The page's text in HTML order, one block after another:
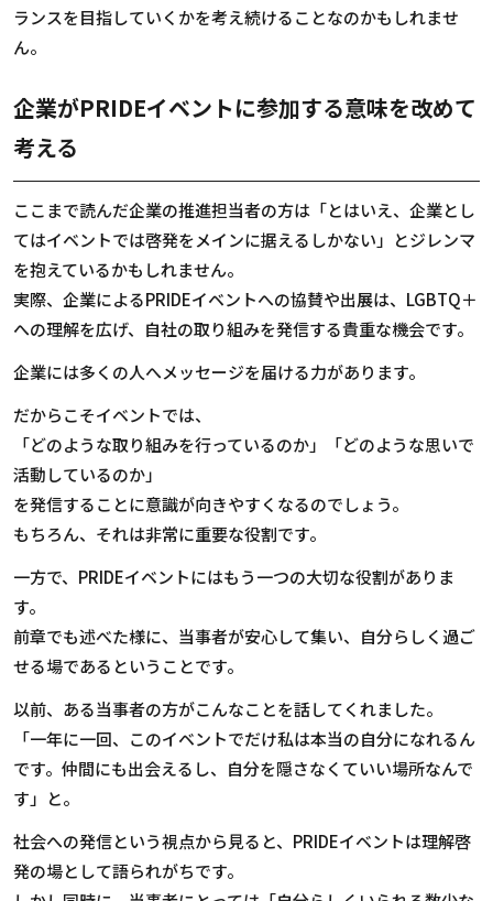
ランスを目指していくかを考え続けることなのかもしれませ
ん。
企業がPRIDEイベントに参加する意味を改めて
考える
ここまで読んだ企業の推進担当者の方は「とはいえ、企業とし
てはイベントでは啓発をメインに据えるしかない」とジレンマ
を抱えているかもしれません。
実際、企業によるPRIDEイベントへの協賛や出展は、 LGBTQ＋
への理解を広げ、自社の取り組みを発信する貴重な機会です。
企業には多くの人へメッセージを届ける力があります。
だからこそイベントでは、
「どのような取り組みを行っているのか」「どのような思いで
活動しているのか」
を発信することに意識が向きやすくなるのでしょう。
もちろん、それは非常に重要な役割です。
一方で、 PRIDEイベントにはもう一つの大切な役割がありま
す。
前章でも述べた様に、当事者が安心して集い、自分らしく過ご
せる場であるということです。
以前、ある当事者の方がこんなことを話してくれました。
「一年に一回、このイベントでだけ私は本当の自分になれるん
です。仲間にも出会えるし、自分を隠さなくていい場所なんで
す」と。
社会への発信という視点から見ると、 PRIDEイベントは理解啓
発の場として語られがちです。